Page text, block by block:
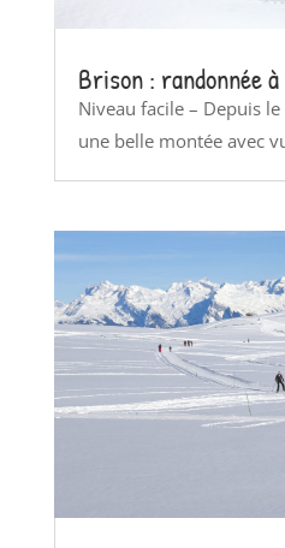
Brison : randonnée
Niveau facile – Depuis
une belle montée avec